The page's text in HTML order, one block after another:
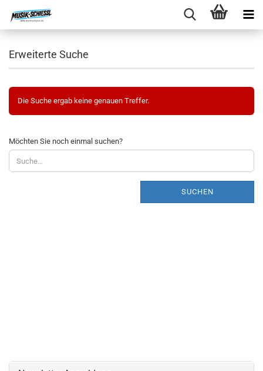
Erweiterte Suche
Die Suche ergab keine genauen Treffer.
MÖCHTEN
SIE
NOCH
EINMAL
Möchten Sie noch einmal suchen?
SUCHEN